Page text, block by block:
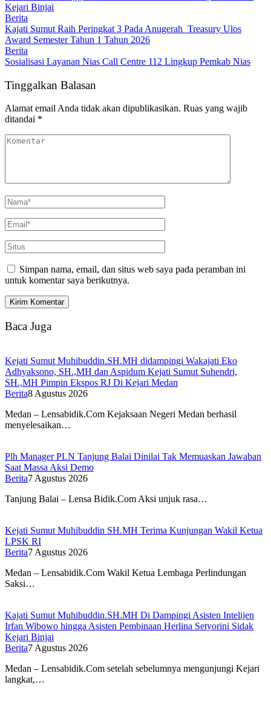
Kejari Binjai
Berita
Kajati Sumut Raih Peringkat 3 Pada Anugerah Treasury Ulos
Award Semester Tahun 1 Tahun 2026
Berita
Sosialisasi Layanan Nias Call Centre 112 Lingkup Pemkab Nias
Tinggalkan Balasan
Alamat email Anda tidak akan dipublikasikan. Ruas yang wajib
ditandai *
Simpan nama, email, dan situs web saya pada peramban ini
untuk komentar saya berikutnya.
Baca Juga
Kejati Sumut Muhibuddin.SH.MH didampingi Wakajati Eko
Adhyaksono, SH.,MH dan Aspidum Kejati Sumut Suhendri,
SH.,MH Pimpin Ekspos RJ Di Kejari Medan
Berita8 Agustus 2026
Medan – Lensabidik.Com Kejaksaan Negeri Medan berhasil
menyelesaikan…
Plh Manager PLN Tanjung Balai Dinilai Tak Memuaskan Jawaban
Saat Massa Aksi Demo
Berita7 Agustus 2026
Tanjung Balai – Lensa Bidik.Com Aksi unjuk rasa…
Kejati Sumut Muhibuddin SH.MH Terima Kunjungan Wakil Ketua
LPSK RI
Berita7 Agustus 2026
Medan – Lensabidik.Com Wakil Ketua Lembaga Perlindungan
Saksi…
Kajati Sumut Muhibuddin.SH.MH Di Dampingi Asisten Intelijen
Irfan Wibowo hingga Asisten Pembinaan Herlina Setyorini Sidak
Kejari Binjai
Berita7 Agustus 2026
Medan – Lensabidik.Com setelah sebelumnya mengunjungi Kejari
langkat,…